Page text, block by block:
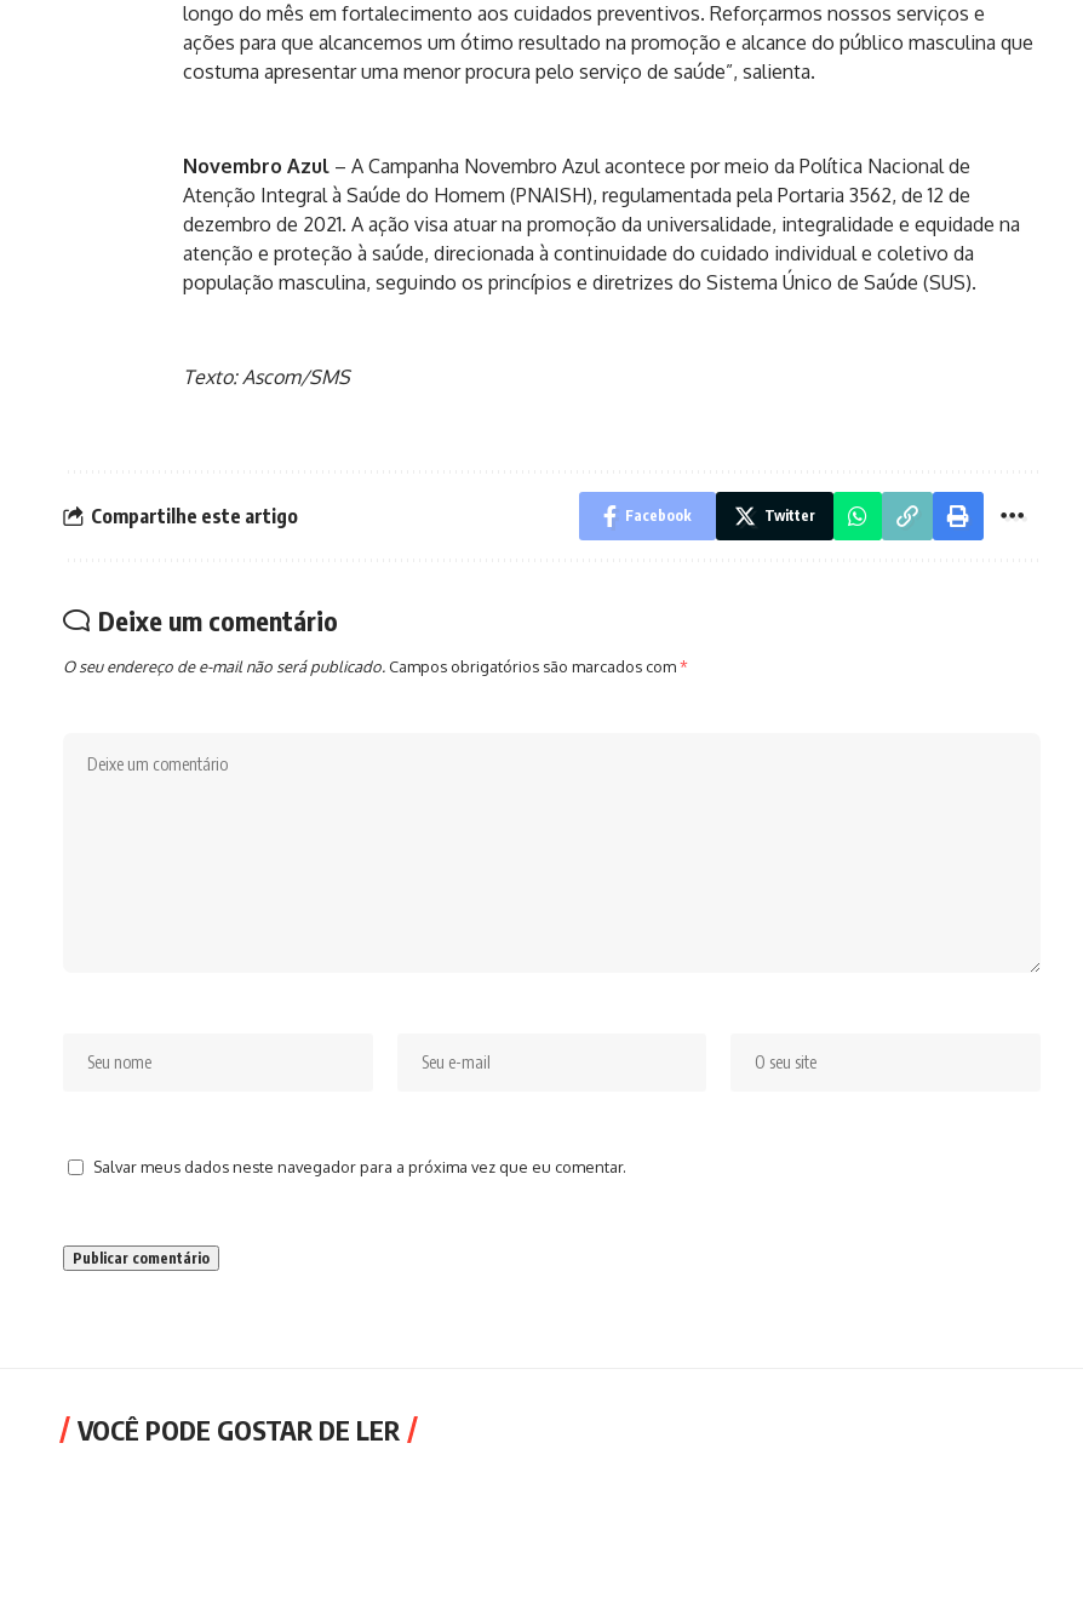
longo do mês em fortalecimento aos cuidados preventivos. Reforçarmos nossos serviços e
ações para que alcancemos um ótimo resultado na promoção e alcance do público masculina que
costuma apresentar uma menor procura pelo serviço de saúde”, salienta.
Novembro Azul – A Campanha Novembro Azul acontece por meio da Política Nacional de
Atenção Integral à Saúde do Homem (PNAISH), regulamentada pela Portaria 3562, de 12 de
dezembro de 2021. A ação visa atuar na promoção da universalidade, integralidade e equidade na
atenção e proteção à saúde, direcionada à continuidade do cuidado individual e coletivo da
população masculina, seguindo os princípios e diretrizes do Sistema Único de Saúde (SUS).
Texto: Ascom/SMS
Compartilhe este artigo Facebook Twitter
Deixe um comentário
O seu endereço de e-mail não será publicado. Campos obrigatórios são marcados com*
Salvar meus dados neste navegador para a próxima vez que eu comentar.
VOCÊ PODE GOSTAR DE LER